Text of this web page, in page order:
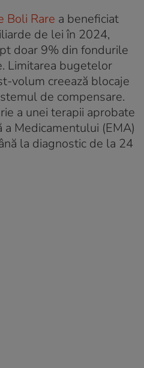
Boli Rare a beneficiat
de lei în 2024,
doar 9% din fondurile
Limitarea bugetelor
volum creează blocaje
de compensare.
a unei terapii aprobate
Medicamentului (EMA)
la diagnostic de la 24